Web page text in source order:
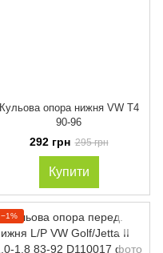
Кульова опора нижня VW T4
90-96
292 грн 295 грн
Купити
−1%